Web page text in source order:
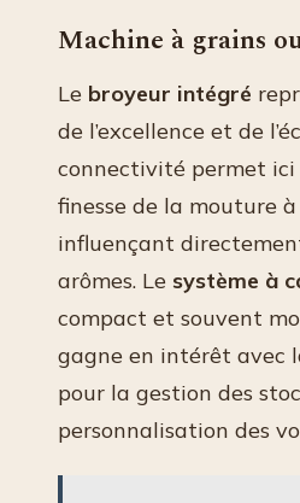
Machine à grains
Le broyeur intégré
de l’excellence et de
connectivité permet ici
finesse de la mouture
influençant
arômes. Le système à
compact et souvent
gagne en intérêt avec
pour la gestion des
personnalisation des